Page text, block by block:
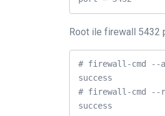
Root ile firewall 5432
# firewall-cmd --
success
# firewall-cmd --